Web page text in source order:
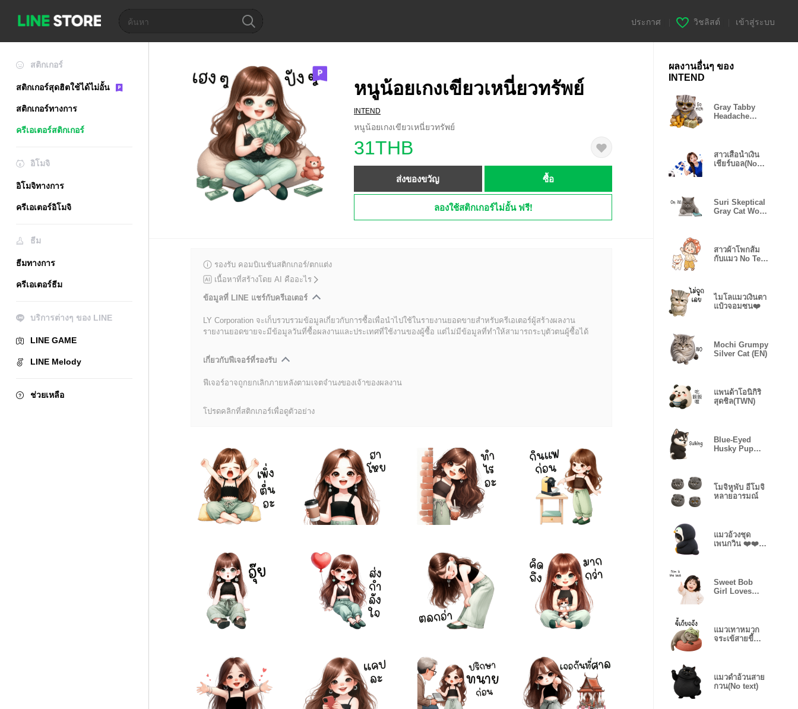
ประกาศ วิชลิสต์ เข้าสู่ระบบ
สติกเกอร์
สติกเกอร์สุดฮิตใช้ได้ไม่อั้น
สติกเกอร์ทางการ
ครีเอเตอร์สติกเกอร์
อิโมจิ
อิโมจิทางการ
ครีเอเตอร์อิโมจิ
ธีม
ธีมทางการ
ครีเอเตอร์ธีม
บริการต่างๆ ของ LINE
LINE GAME
LINE Melody
ช่วยเหลือ
หนูน้อยเกงเขียวเหนี่ยวทรัพย์
INTEND
หนูน้อยเกงเขียวเหนี่ยวทรัพย์
31THB
ส่งของขวัญ ซื้อ
ลองใช้สติกเกอร์ไม่อั้น ฟรี!
รองรับ คอมบิเนชันสติกเกอร์/ตกแต่ง
เนื้อหาที่สร้างโดย AI คืออะไร
ข้อมูลที่ LINE แชร์กับครีเอเตอร์
LY Corporation จะเก็บรวบรวมข้อมูลเกี่ยวกับการซื้อเพื่อนำไปใช้ในรายงานยอดขายสำหรับครีเอเตอร์ผู้สร้างผลงาน
รายงานยอดขายจะมีข้อมูลวันที่ซื้อผลงานและประเทศที่ใช้งานของผู้ซื้อ แต่ไม่มีข้อมูลที่ทำให้สามารถระบุตัวตนผู้ซื้อได้
เกี่ยวกับฟีเจอร์ที่รองรับ
ฟีเจอร์อาจถูกยกเลิกภายหลังตามเจตจำนงของเจ้าของผลงาน
โปรดคลิกที่สติกเกอร์เพื่อดูตัวอย่าง
ผลงานอื่นๆ ของ
INTEND
Gray Tabby
Headache
สาวเสื้อน้ำเงิน
เชียร์บอล(No
Suri Skeptical
Gray Cat Work
สาวผ้าโพกส้ม
กับแมว No Text
ไมโลแมวเงินตา
แป๋วจอมซน❤️
Mochi Grumpy
Silver Cat (EN)
แพนด้าโอนิกิริ
สุดชิล(TWN)
Blue-Eyed
Husky Pup
โมจิหูพับ อีโมจิ
หลายอารมณ์
แมวอ้วงชุด
เพนกวิน ❤️❤️
Sweet Bob
Girl Loves
แมวเทาหมวก
จระเข้สายขี้
แมวดำอ้วนสาย
กวน(No text)